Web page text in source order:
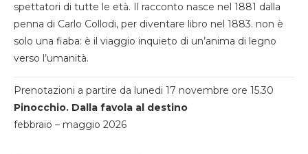
spettatori di tutte le età. Il racconto nasce nel 1881 dalla
penna di Carlo Collodi, per diventare libro nel 1883. non è
solo una fiaba: è il viaggio inquieto di un’anima di legno
verso l’umanità.
Prenotazioni a partire da lunedi 17 novembre ore 15.30
Pinocchio. Dalla favola al destino
febbraio – maggio 2026